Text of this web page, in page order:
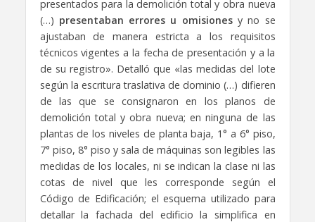
presentados para la demolición total y obra nueva
(…) presentaban errores u omisionesy no se
ajustaban de manera estricta a los requisitos
técnicos vigentes a la fecha de presentación y a la
de su registro». Detalló que «las medidas del lote
según la escritura traslativa de dominio (…) difieren
de las que se consignaron en los planos de
demolición total y obra nueva; en ninguna de las
plantas de los niveles de planta baja, 1° a 6° piso,
7° piso, 8° piso y sala de máquinas son legibles las
medidas de los locales, ni se indican la clase ni las
cotas de nivel que les corresponde según el
Código de Edificación; el esquema utilizado para
detallar la fachada del edificio la simplifica en